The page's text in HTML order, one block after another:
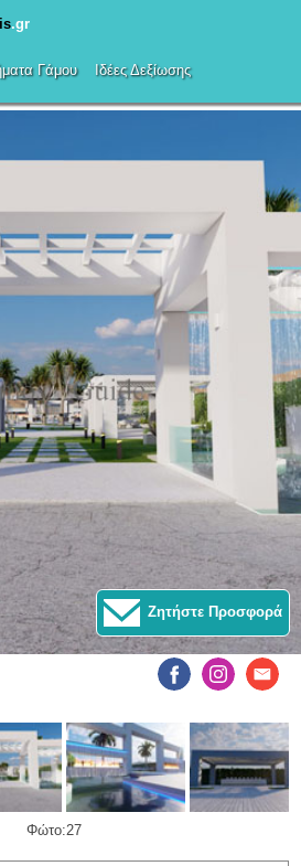
.gr
Γάμου Ιδέες Δεξίωσης
Ζητήστε Προσφορά
Φώτο:27